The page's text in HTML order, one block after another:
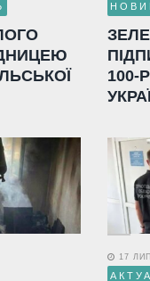
100-
17